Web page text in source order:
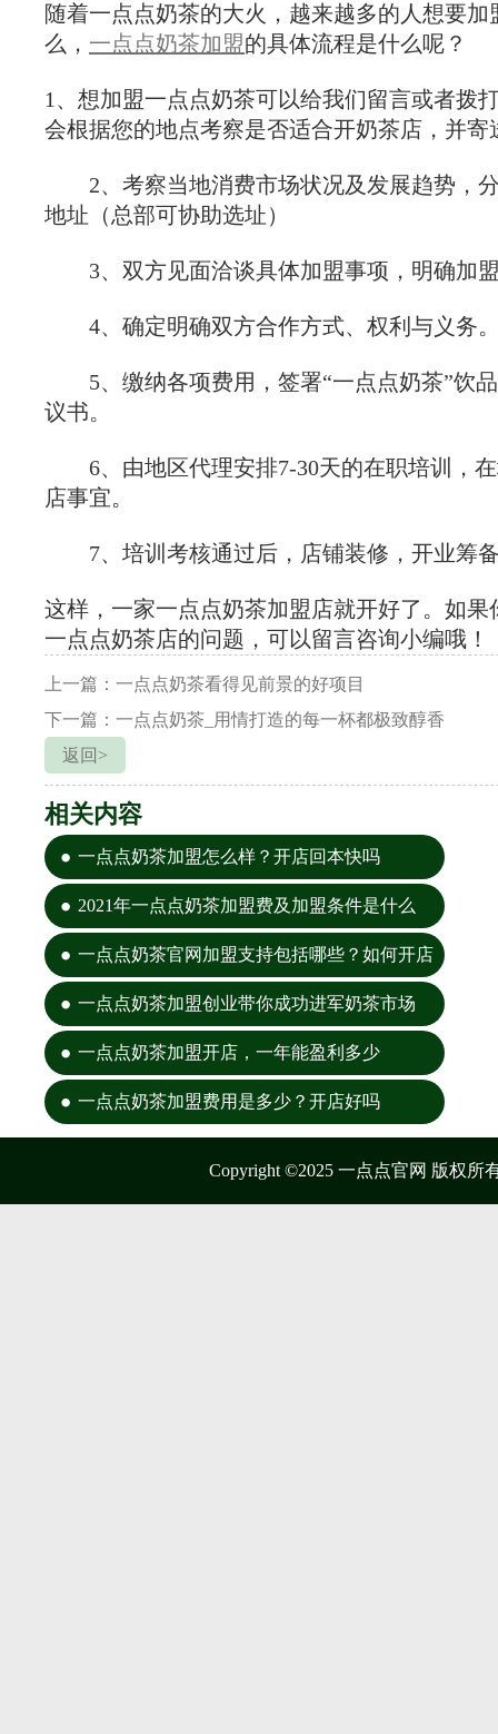
随着一点点奶茶的大火，越来越多的人想要加
么， 一点点奶茶加盟的具体流程是什么呢？
1、想加盟一点点奶茶可以给我们留言或者拨
会根据您的地点考察是否适合开奶茶店，并寄
2、考察当地消费市场状况及发展趋势，
地址（总部可协助选址）
3、双方见面洽谈具体加盟事项，明确加
4、确定明确双方合作方式、权利与义务
5、缴纳各项费用，签署“一点点奶茶”饮
议书。
6、由地区代理安排7-30天的在职培训，在
店事宜。
7、培训考核通过后，店铺装修，开业筹
这样，一家一点点奶茶加盟店就开好了。如果
一点点奶茶店的问题，可以留言咨询小编哦！
上一篇：一点点奶茶看得见前景的好项目
下一篇：一点点奶茶_用情打造的每一杯都极致醇香
返回>
相关内容
一点点奶茶加盟怎么样？开店回本快吗
2021年一点点奶茶加盟费及加盟条件是什么
一点点奶茶官网加盟支持包括哪些？如何开店
一点点奶茶加盟创业带你成功进军奶茶市场
一点点奶茶加盟开店，一年能盈利多少
一点点奶茶加盟费用是多少？开店好吗
Copyright ©2025 一点点官网 版权所